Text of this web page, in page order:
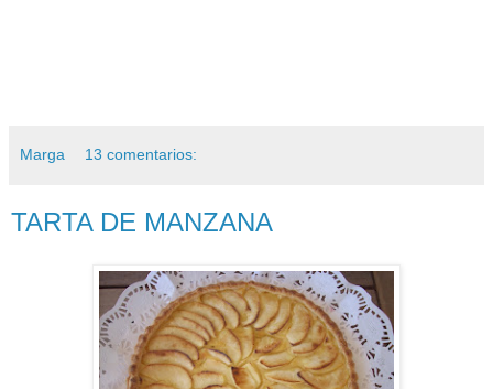
Marga 13 comentarios:
TARTA DE MANZANA